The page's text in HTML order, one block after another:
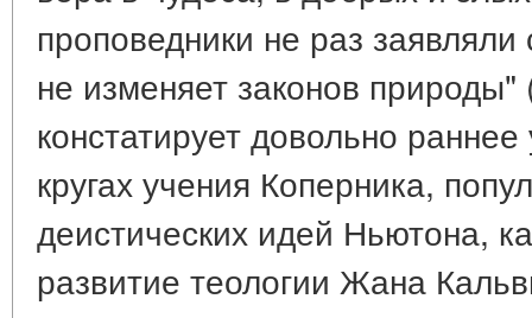
проповедники не раз
не изменяет законов природы"
констатирует довольно
кругах учения Коперника,
деистических идей Ньютона,
развитие теологии Жана